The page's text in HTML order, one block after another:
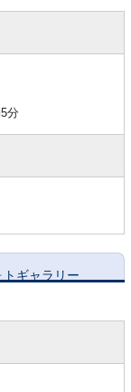
分
トギャラリー